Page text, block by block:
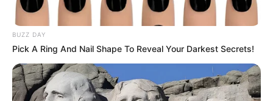
💠 Prazo de 90 dias para implementação;
💠 Responsabilidade financeira dos entes federativos;
💠 Revisão periódica dos laudos técnicos.
📜Disposições finais e impacto esperado
BUZZ DAY
Pick A Ring And Nail Shape To Reveal Your Darkest Secrets!